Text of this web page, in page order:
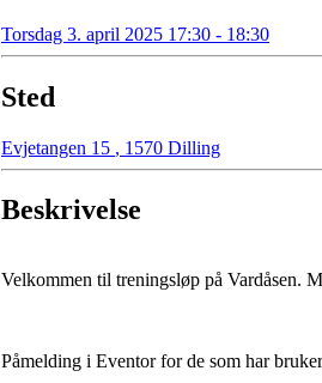
Torsdag 3. april 2025 17:30 - 18:30
Sted
Evjetangen 15 , 1570 Dilling
Beskrivelse
Velkommen til treningsløp på Vardåsen.
Påmelding i Eventor for de som har